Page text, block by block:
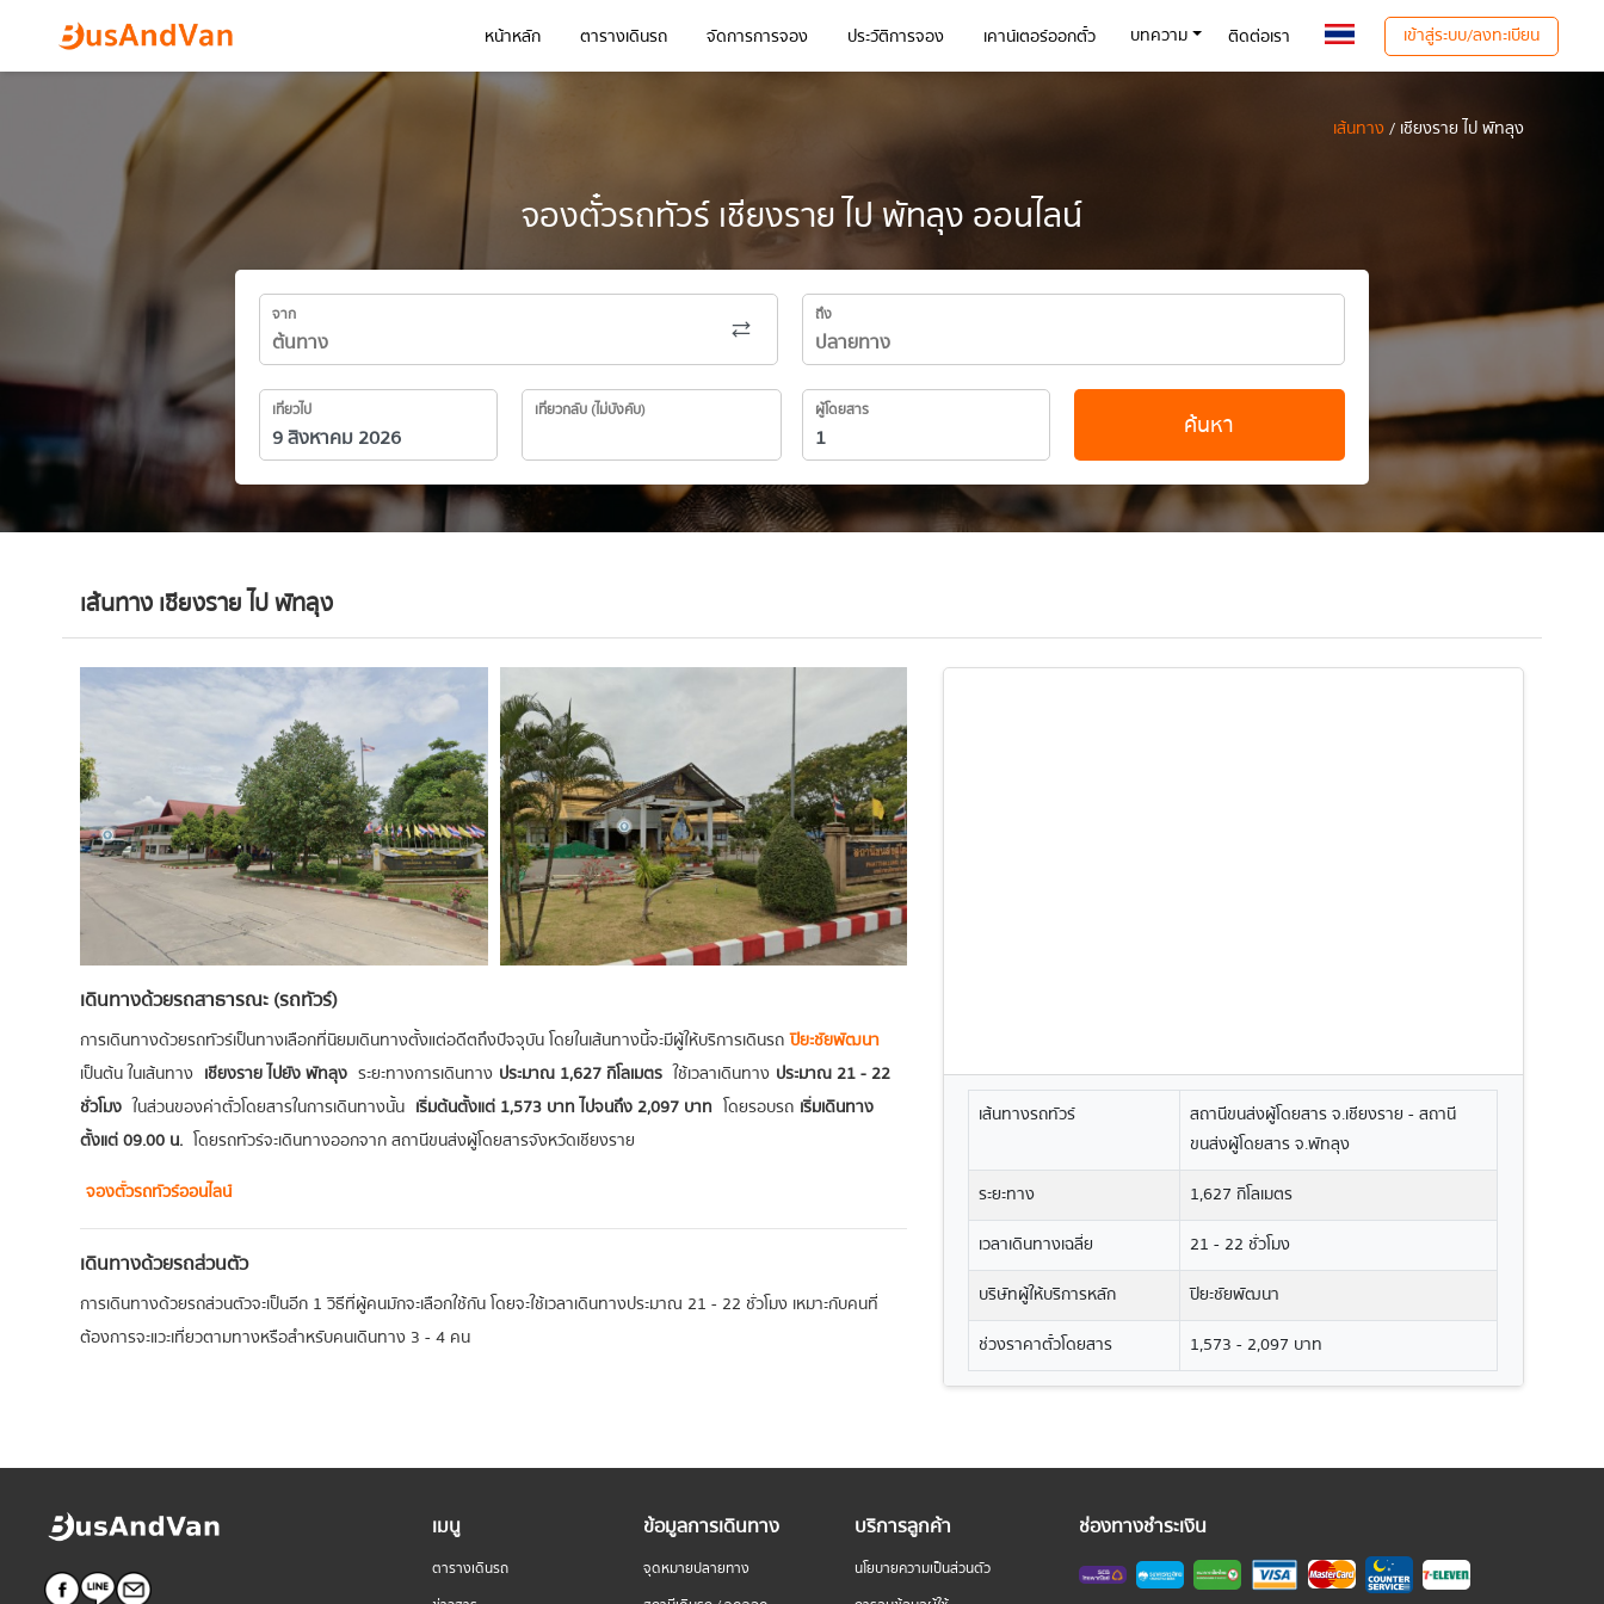
หน้าหลัก ตารางเดินรถ จัดการการจอง ประวัติการจอง เคาน์เตอร์ออกตั๋ว บทความ ติดต่อเรา เข้าสู่ระบบ/ลงทะเบียน
เส้นทาง/ เชียงราย ไป พัทลุง
จองตั๋วรถทัวร์ เชียงราย ไป พัทลุง ออนไลน์
จาก ถึง
เที่ยวไป เที่ยวกลับ (ไม่บังคับ) ผู้โดยสาร ค้นหา
เส้นทาง เชียงราย ไป พัทลุง
เดินทางด้วยรถสาธารณะ (รถทัวร์)
การเดินทางด้วยรถทัวร์เป็นทางเลือกที่นิยมเดินทางตั้งแต่อดีตถึงปัจจุบัน โดยในเส้นทางนี้จะมีผู้ให้บริการเดินรถ ปิยะชัยพัฒนา
เป็นต้น ในเส้นทาง เชียงราย ไปยัง พัทลุง ระยะทางการเดินทาง ประมาณ 1,627 กิโลเมตร ใช้เวลาเดินทาง ประมาณ 21 - 22
ชั่วโมง ในส่วนของค่าตั๋วโดยสารในการเดินทางนั้น เริ่มต้นตั้งแต่ 1,573 บาท ไปจนถึง 2,097 บาท โดยรอบรถ เริ่มเดินทาง
ตั้งแต่ 09.00 น. โดยรถทัวร์จะเดินทางออกจาก สถานีขนส่งผู้โดยสารจังหวัดเชียงราย
จองตั๋วรถทัวร์ออนไลน์
เดินทางด้วยรถส่วนตัว
การเดินทางด้วยรถส่วนตัวจะเป็นอีก 1 วิธีที่ผู้คนมักจะเลือกใช้กัน โดยจะใช้เวลาเดินทางประมาณ 21 - 22 ชั่วโมง เหมาะกับคนที่
ต้องการจะแวะเที่ยวตามทางหรือสำหรับคนเดินทาง 3 - 4 คน
เส้นทางรถทัวร์
สถานีขนส่งผู้โดยสาร จ.เชียงราย - สถานี
ขนส่งผู้โดยสาร จ.พัทลุง
ระยะทาง
1,627 กิโลเมตร
เวลาเดินทางเฉลี่ย
21 - 22 ชั่วโมง
บริษัทผู้ให้บริการหลัก
ปิยะชัยพัฒนา
ช่วงราคาตั๋วโดยสาร
1,573 - 2,097 บาท
เมนู
ตารางเดินรถ
ข้อมูลการเดินทาง
จุดหมายปลายทาง
บริการลูกค้า
นโยบายความเป็นส่วนตัว
ช่องทางชำระเงิน